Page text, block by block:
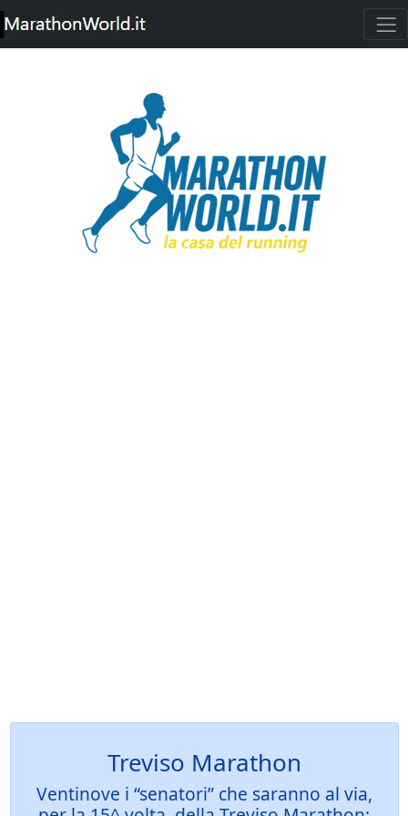
Treviso Marathon
Ventinove i “senatori” che saranno al via,